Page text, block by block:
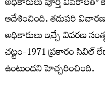
ఆదేశించింది. తదుపరి
అధికారులు ఇచ్చే వివరణ
చట్టం-1971 ప్రకారం సివిల్
ఉంటుందని హెచ్చరించింది.